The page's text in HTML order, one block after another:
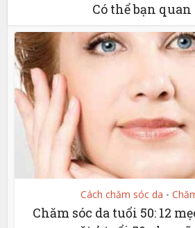
Có thể bạn
Cách chăm sóc da •
Chăm sóc da tuổi 50: 12